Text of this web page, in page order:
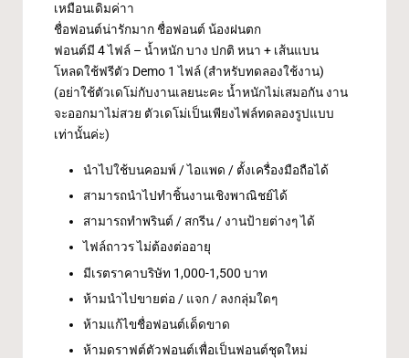
เหมือนเดิมค่าา
ชื่อฟอนต์น่ารักมาก ชื่อฟอนต์ น้องฝนตก
ฟอนต์มี 4 ไฟล์ – น้ำหนัก บาง ปกติ หนา + เส้นแบน
โหลดใช้ฟรีตัว Demo 1 ไฟล์ (สำหรับทดลองใช้งาน)
(อย่าใช้ตัวเดโม่กับงานเลยนะคะ น้ำหนักไม่เสมอกัน งาน
จะออกมาไม่สวย ตัวเดโม่เป็นเพียงไฟล์ทดลองรูปแบบ
เท่านั้นค่ะ)
นำไปใช้บนคอมพ์ / ไอแพด / ตั้งเครื่องมือถือได้
สามารถนำไปทำชิ้นงานเชิงพาณิชย์ได้
สามารถทำพรินต์ / สกรีน / งานป้ายต่างๆ ได้
ไฟล์ถาวร ไม่ต้องต่ออายุ
มีเรตราคาบริษัท 1,000-1,500 บาท
ห้ามนำไปขายต่อ / แจก / ลงกลุ่มใดๆ
ห้ามแก้ไขชื่อฟอนต์เด็ดขาด
ห้ามดราฟต์ตัวฟอนต์เพื่อเป็นฟอนต์ชุดใหม่